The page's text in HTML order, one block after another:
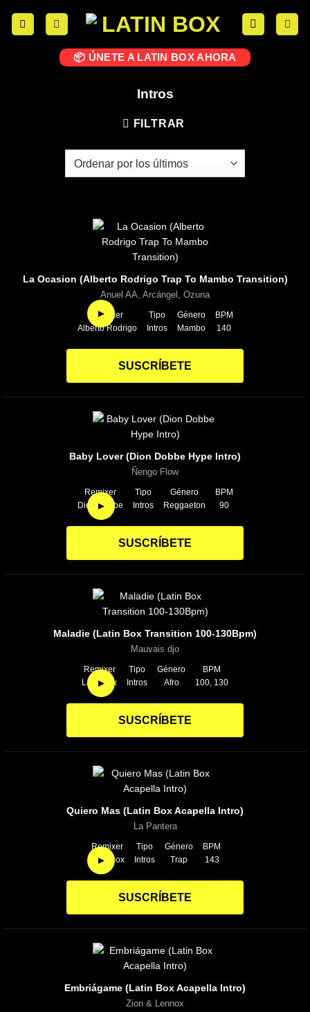
📦 ÚNETE A LATIN BOX AHORA
Intros
FILTRAR
►
La Ocasion (Alberto Rodrigo Trap To Mambo Transition)
Anuel AA, Arcángel, Ozuna
Remixer
Alberto Rodrigo
Tipo
Intros
Género
Mambo
BPM
140
SUSCRÍBETE
►
Baby Lover (Dion Dobbe Hype Intro)
Ñengo Flow
Remixer
Dion Dobbe
Tipo
Intros
Género
Reggaeton
BPM
90
SUSCRÍBETE
►
Maladie (Latin Box Transition 100-130Bpm)
Mauvais djo
Remixer
Latin Box
Tipo
Intros
Género
Afro
BPM
100, 130
SUSCRÍBETE
►
Quiero Mas (Latin Box Acapella Intro)
La Pantera
Remixer
Latin Box
Tipo
Intros
Género
Trap
BPM
143
SUSCRÍBETE
Embriágame (Latin Box Acapella Intro)
Zion & Lennox